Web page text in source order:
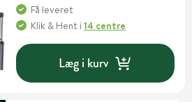
Få leveret
Klik & Hent i14 centre
Læg i kurv